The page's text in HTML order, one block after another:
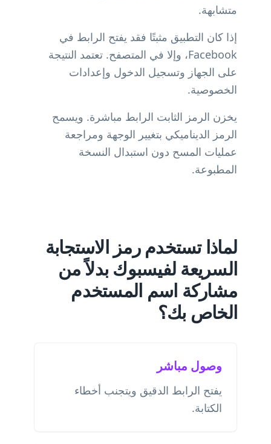
متشابهة.
إذا كان التطبيق مثبتًا فقد يفتح الرابط في
Facebook، وإلا في المتصفح. تعتمد النتيجة
على الجهاز وتسجيل الدخول وإعدادات
الخصوصية.
يخزن الرمز الثابت الرابط مباشرة. ويسمح
الرمز الديناميكي بتغيير الوجهة ومراجعة
عمليات المسح دون استبدال النسخة
المطبوعة.
لماذا تستخدم رمز الاستجابة
السريعة لفيسبوك بدلاً من
مشاركة اسم المستخدم
الخاص بك؟
وصول مباشر
يفتح الرابط الدقيق ويتجنب أخطاء
الكتابة.